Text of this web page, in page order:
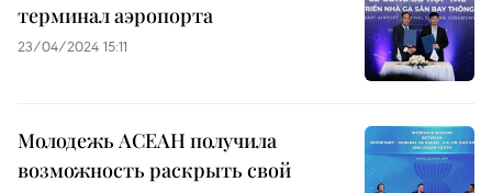
терминал аэропорта
23/04/2024 15:11
Молодежь АСЕАН получила
возможность раскрыть свой